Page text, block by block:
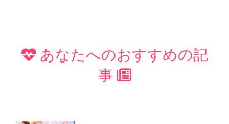
あなたへのおすすめの記
事